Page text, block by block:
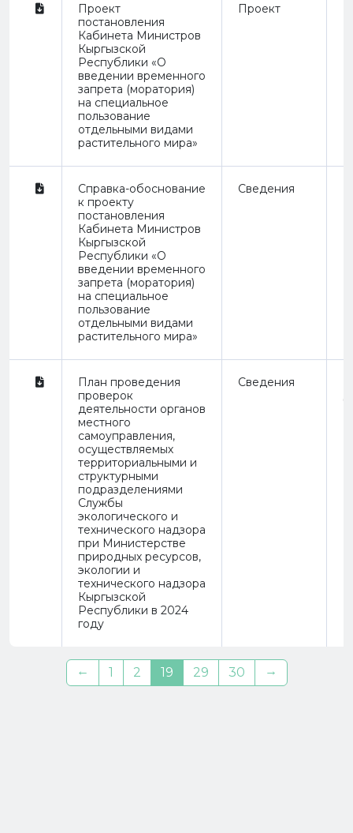
Проект
постановления
Кабинета Министров
Кыргызской
Республики «О
введении временного
запрета (моратория)
на специальное
пользование
отдельными видами
растительного мира»
Проект
Справка-обоснование
к проекту
постановления
Кабинета Министров
Кыргызской
Республики «О
введении временного
запрета (моратория)
на специальное
пользование
отдельными видами
растительного мира»
Сведения
План проведения
проверок
деятельности органов
местного
самоуправления,
осуществляемых
территориальными и
структурными
подразделениями
Службы
экологического и
технического надзора
при Министерстве
природных ресурсов,
экологии и
технического надзора
Кыргызской
Республики в 2024
году
Сведения
← 1 2 19 29 30 →